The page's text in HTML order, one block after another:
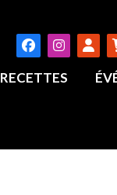
RECETTES